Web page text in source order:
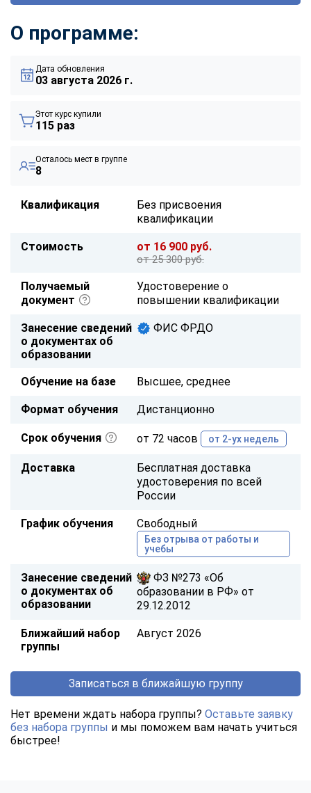
О программе:
Дата обновления
03 августа 2026 г.
Этот курс купили
115 раз
Осталось мест в группе
8
Квалификация
Без присвоения
квалификации
Стоимость от 16 900 руб.
от 25 300 руб.
Получаемый
документ
Удостоверение о
повышении квалификации
Занесение сведений
о документах об
образовании
ФИС ФРДО
Обучение на базе Высшее, среднее
Формат обучения Дистанционно
Срок обучения от 72 часов от 2-ух недель
Доставка
Бесплатная доставка
удостоверения по всей
России
График обучения Свободный
Без отрыва от работы и
учебы
Занесение сведений
о документах об
образовании
ФЗ №273 «Об
образовании в РФ» от
29.12.2012
Ближайший набор
группы
Август 2026
Записаться в ближайшую группу
Нет времени ждать набора группы? Оставьте заявку
без набора группы и мы поможем вам начать учиться
быстрее!